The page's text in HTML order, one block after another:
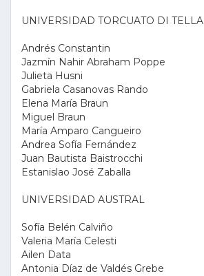
UNIVERSIDAD TORCUATO DI TELLA
Andrés Constantin
Jazmín Nahir Abraham Poppe
Julieta Husni
Gabriela Casanovas Rando
Elena María Braun
Miguel Braun
María Amparo Cangueiro
Andrea Sofía Fernández
Juan Bautista Baistrocchi
Estanislao José Zaballa
UNIVERSIDAD AUSTRAL
Sofía Belén Calviño
Valeria María Celesti
Ailen Data
Antonia Díaz de Valdés Grebe